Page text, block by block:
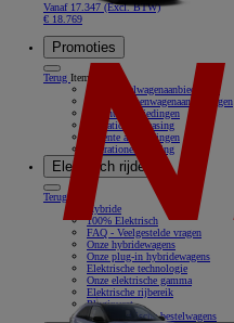
Vanaf 17.347 (Excl. BTW)
€ 18.769
Promoties
Terug Item
Onze bestelwagenaanbiedingen
Onze personenwagenaanbiedingen
Recente aanbiedingen
Operationele leasing
Recente aanbiedingen
Operationele leasing
Elektrisch rijden
Terug
Hybride
100% Elektrisch
FAQ - Veelgestelde vragen
Onze hybridewagens
Onze plug-in hybridewagens
Elektrische technologie
Onze elektrische gamma
Elektrische rijbereik
Pluginvest
Onze elektrische bestelwagens